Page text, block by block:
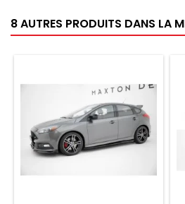
8 AUTRES PRODUITS DANS LA